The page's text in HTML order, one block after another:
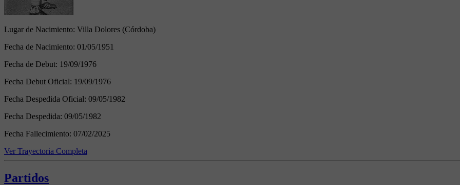
Lugar de Nacimiento: Villa Dolores (Córdoba)
Fecha de Nacimiento: 01/05/1951
Fecha de Debut: 19/09/1976
Fecha Debut Oficial: 19/09/1976
Fecha Despedida Oficial: 09/05/1982
Fecha Despedida: 09/05/1982
Fecha Fallecimiento: 07/02/2025
Ver Trayectoria Completa
Partidos